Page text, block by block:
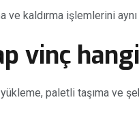
ve kaldırma işlemlerini
vinç
paletli taşıma ve